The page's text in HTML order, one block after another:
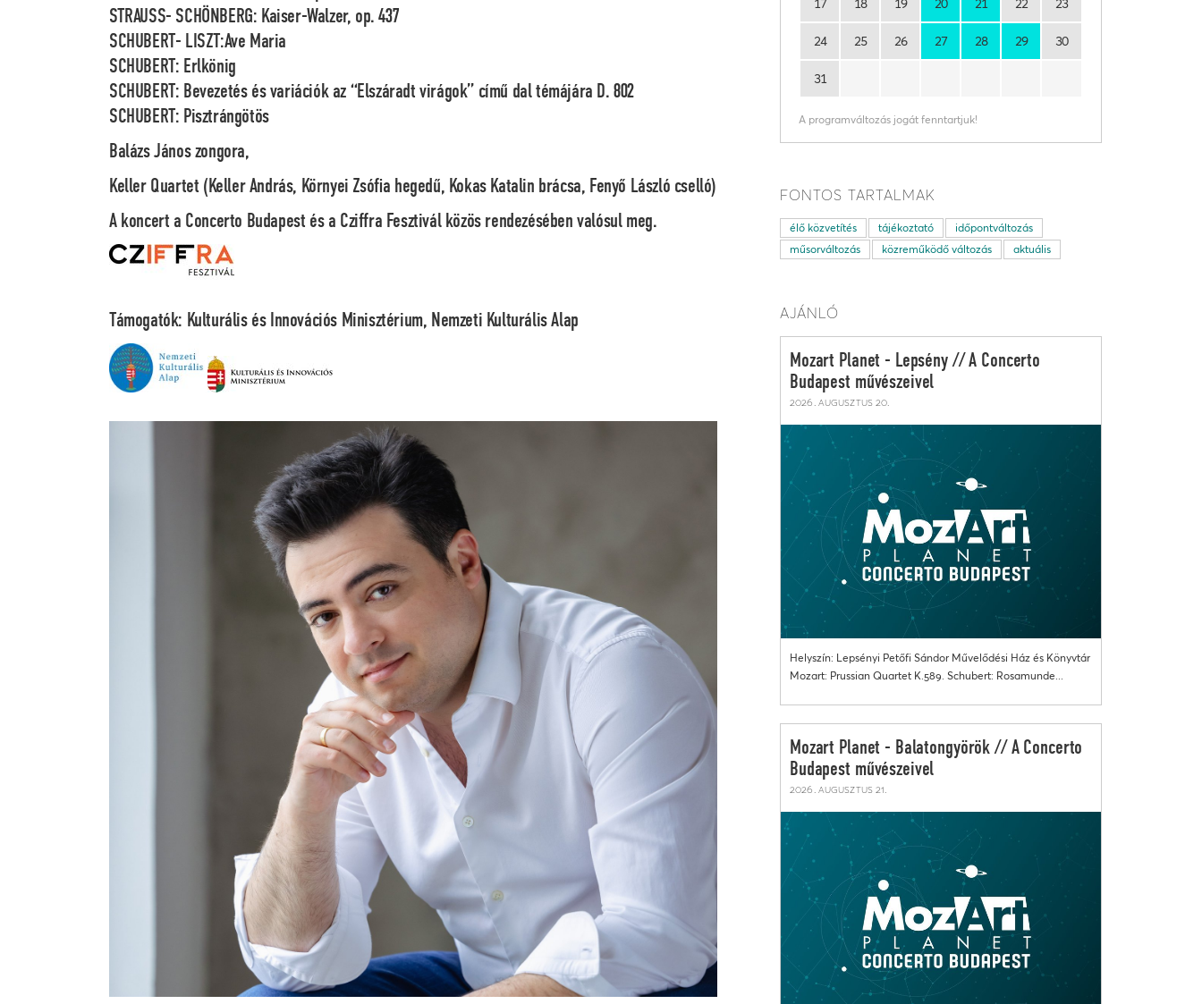
STRAUSS- SCHÖNBERG: Kaiser-Walzer, op. 437
SCHUBERT- LISZT:Ave Maria
SCHUBERT: Erlkönig
SCHUBERT: Bevezetés és variációk az “Elszáradt virágok” című dal témájára D. 802
SCHUBERT: Pisztrángötös
Balázs Jánoszongora,
Keller Quartet (Keller András, Környei Zsófia hegedű, Kokas Katalin brácsa, Fenyő László cselló)
A koncert a Concerto Budapest és a Cziffra Fesztivál közös rendezésében valósul meg.
Támogatók: Kulturális és Innovációs Minisztérium, Nemzeti Kulturális Alap
17 18 19 20 21 22 23
24 25 26 27 28 29 30
31
A programváltozás jogát fenntartjuk!
FONTOS TARTALMAK
élő közvetítés tájékoztató
időpontváltozás
műsorváltozás
közreműködő változás aktuális
AJÁNLÓ
Mozart Planet - Lepsény // A Concerto
Budapest művészeivel
2026. augusztus 20.
Helyszín: Lepsényi Petőfi Sándor Művelődési Ház és Könyvtár
Mozart: Prussian Quartet K.589. Schubert: Rosamunde...
Mozart Planet - Balatongyörök // A Concerto
Budapest művészeivel
2026. augusztus 21.